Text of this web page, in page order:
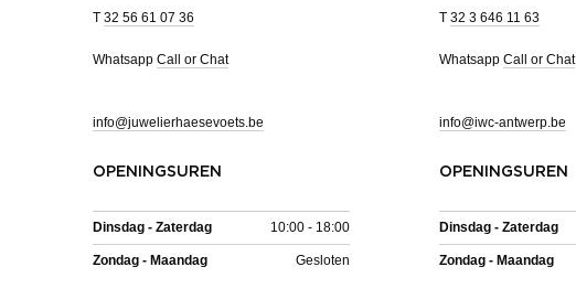
T 32 56 61 07 36
Whatsapp Call or Chat
info@juwelierhaesevoets.be
OPENINGSUREN
Dinsdag - Zaterdag 10:00 - 18:00
Zondag - Maandag Gesloten
T 32 3 646 11 63
Whatsapp Call or Chat
info@iwc-antwerp.be
OPENINGSUREN
Dinsdag - Zaterdag
Zondag - Maandag